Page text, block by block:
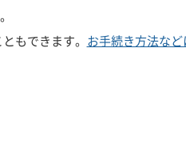
もできます。 お手続き方法など